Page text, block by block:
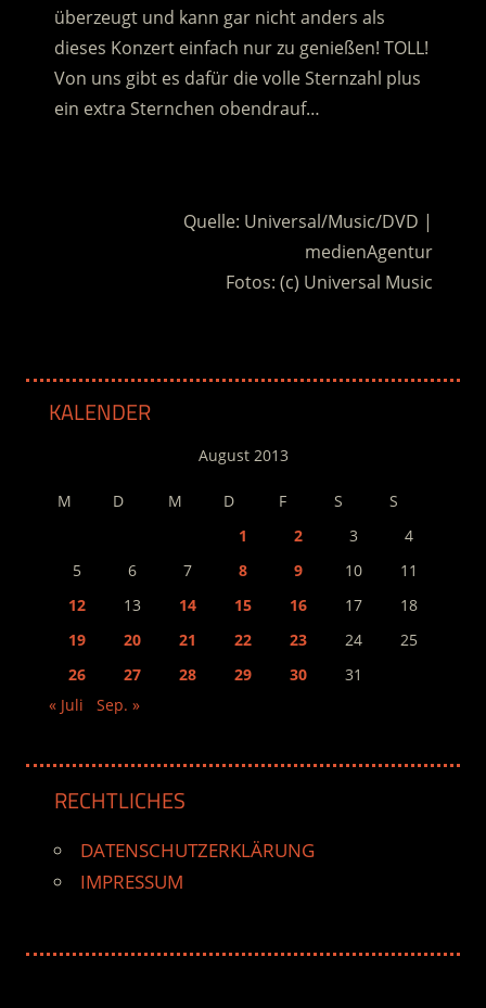
überzeugt und kann gar nicht anders als
dieses Konzert einfach nur zu genießen! TOLL!
Von uns gibt es dafür die volle Sternzahl plus
ein extra Sternchen obendrauf…
Quelle: Universal/Music/DVD |
medienAgentur
Fotos: (c) Universal Music
KALENDER
August 2013
M D M D F S
S
1
2 3
4
5
6 7 8 9 10
11
12
13 14 15 16 17
18
19
20 21 22 23 24
25
26
27 28 29 30
31
« Juli
Sep. »
RECHTLICHES
DATENSCHUTZERKLÄRUNG
IMPRESSUM